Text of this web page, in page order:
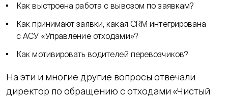
Как выстроена работа с вывозом по заявкам?
Как принимают заявки, какая CRM интегрирована
с АСУ «Управление отходами»?
Как мотивировать водителей перевозчиков?
На эти и многие другие вопросы отвечали
директор по обращению с отходами «Чистый